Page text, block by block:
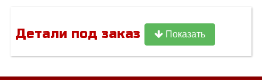
Детали под заказ Показать